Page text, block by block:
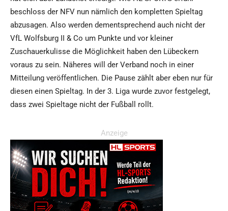
beschloss der NFV nun nämlich den kompletten Spieltag
abzusagen. Also werden dementsprechend auch nicht der
VfL Wolfsburg II & Co um Punkte und vor kleiner
Zuschauerkulisse die Möglichkeit haben den Lübeckern
voraus zu sein. Näheres will der Verband noch in einer
Mitteilung veröffentlichen. Die Pause zählt aber eben nur für
diesen einen Spieltag. In der 3. Liga wurde zuvor festgelegt,
dass zwei Spieltage nicht der Fußball rollt.
Anzeige